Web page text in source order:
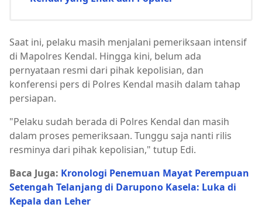
Saat ini, pelaku masih menjalani pemeriksaan intensif
di Mapolres Kendal. Hingga kini, belum ada
pernyataan resmi dari pihak kepolisian, dan
konferensi pers di Polres Kendal masih dalam tahap
persiapan.
"Pelaku sudah berada di Polres Kendal dan masih
dalam proses pemeriksaan. Tunggu saja nanti rilis
resminya dari pihak kepolisian," tutup Edi.
Baca Juga: Kronologi Penemuan Mayat Perempuan
Setengah Telanjang di Darupono Kasela: Luka di
Kepala dan Leher